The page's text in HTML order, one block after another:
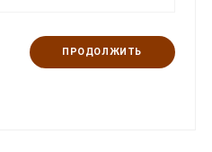
ПРОДОЛЖИТЬ